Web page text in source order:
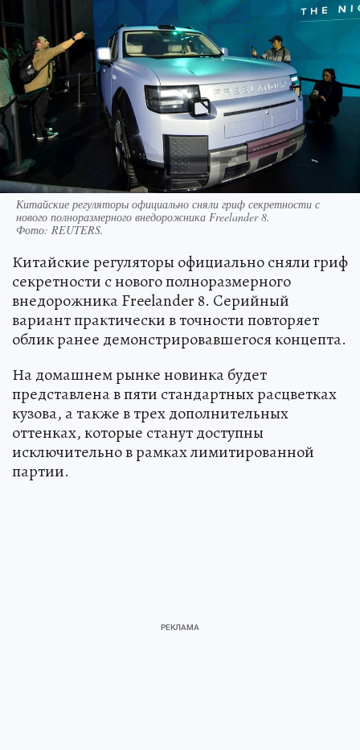
Китайские регуляторы официально сняли гриф секретности с
нового полноразмерного внедорожника Freelander 8.
Фото: REUTERS.
Китайские регуляторы официально сняли гриф
секретности с нового полноразмерного
внедорожника Freelander 8. Cерийный
вариант практически в точности повторяет
облик ранее демонстрировавшегося концепта.
На домашнем рынке новинка будет
представлена в пяти стандартных расцветках
кузова, а также в трех дополнительных
оттенках, которые станут доступны
исключительно в рамках лимитированной
партии.